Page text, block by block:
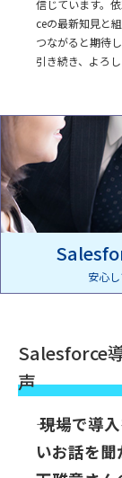
信じています。
ceの最新知見と
つながると期待し
引き続き、よろ
安心
Salesforce
声
―― 現場で
いお話を